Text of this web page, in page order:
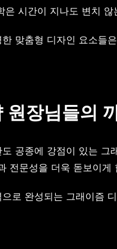
은 시간이 지나도 변치 않
맞춤형 디자인 요소들
원장님들의
공종에 강점이 있는
전문성을 더욱 돋보이게
로 완성되는 그래이즘